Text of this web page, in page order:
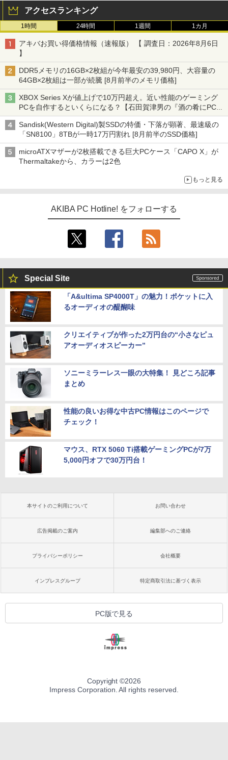
アクセスランキング
1時間 24時間 1週間 1カ月
アキバお買い得価格情報（速報版） 【 調査日：2026年8月6日
】
DDR5メモリの16GB×2枚組が今年最安の39,980円、大容量の
64GB×2枚組は一部が続騰 [8月前半のメモリ価格]
XBOX Series Xが値上げで10万円超え。近い性能のゲーミング
PCを自作するといくらになる？【石田賀津男の『酒の肴にPCゲ
ーム』】
Sandisk(Western Digital)製SSDの特価・下落が顕著、最速級の
「SN8100」8TBが一時17万円割れ [8月前半のSSD価格]
microATXマザーが2枚搭載できる巨大PCケース「CAPO X」が
Thermaltakeから、カラーは2色
もっと見る
AKIBA PC Hotline! をフォローする
Special Site
「A&ultima SP4000T」の魅力！ポケットに入
るオーディオの醍醐味
クリエイティブが作った2万円台の“小さなピュ
アオーディオスピーカー”
ソニーミラーレス一眼の大特集！ 見どころ記事
まとめ
性能の良いお得な中古PC情報はこのページで
チェック！
マウス、RTX 5060 Ti搭載ゲーミングPCが7万
5,000円オフで30万円台！
本サイトのご利用について お問い合わせ
広告掲載のご案内 編集部へのご連絡
プライバシーポリシー 会社概要
インプレスグループ 特定商取引法に基づく表示
PC版で見る
Copyright ©2026
Impress Corporation. All rights reserved.